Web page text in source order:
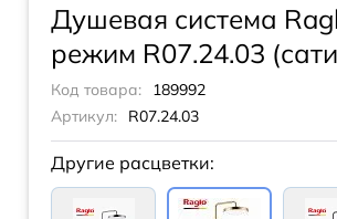
Душевая система
режим R07.24.03
Код товара:
189992
Артикул:
R07.24.03
Другие расцветки: